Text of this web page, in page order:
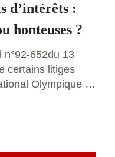
d’intérêts :
honteuses ?
n°92-652du 13
certains litiges
Olympique et
: « Le Comité